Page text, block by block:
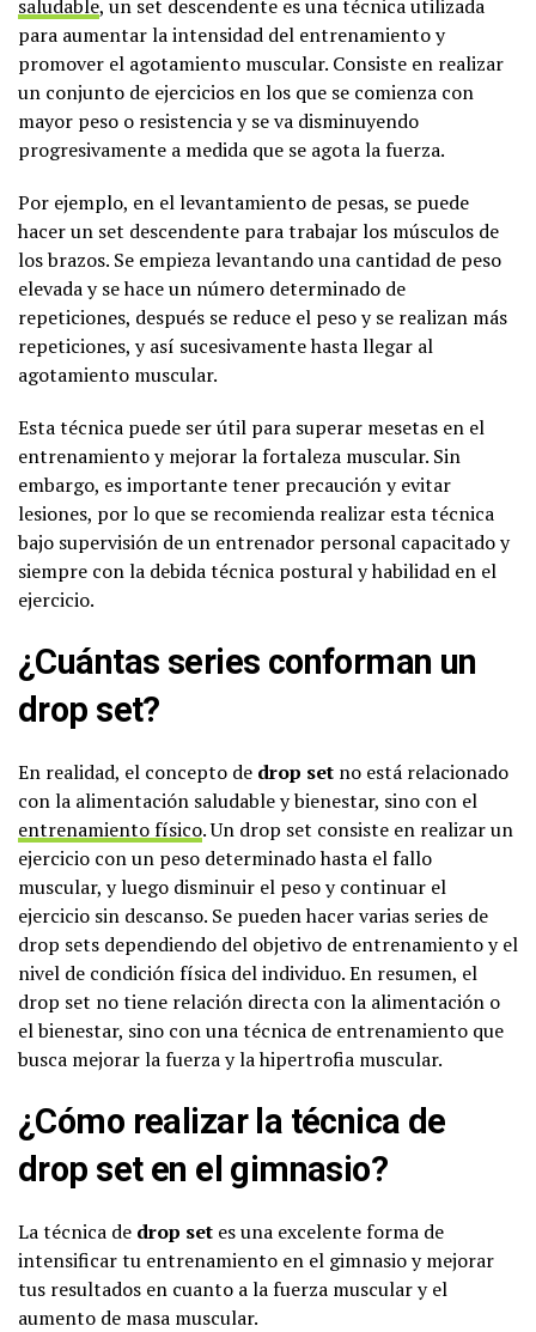
saludable, un set descendente es una técnica utilizada
para aumentar la intensidad del entrenamiento y
promover el agotamiento muscular. Consiste en realizar
un conjunto de ejercicios en los que se comienza con
mayor peso o resistencia y se va disminuyendo
progresivamente a medida que se agota la fuerza.
Por ejemplo, en el levantamiento de pesas, se puede
hacer un set descendente para trabajar los músculos de
los brazos. Se empieza levantando una cantidad de peso
elevada y se hace un número determinado de
repeticiones, después se reduce el peso y se realizan más
repeticiones, y así sucesivamente hasta llegar al
agotamiento muscular.
Esta técnica puede ser útil para superar mesetas en el
entrenamiento y mejorar la fortaleza muscular. Sin
embargo, es importante tener precaución y evitar
lesiones, por lo que se recomienda realizar esta técnica
bajo supervisión de un entrenador personal capacitado y
siempre con la debida técnica postural y habilidad en el
ejercicio.
¿Cuántas series conforman un
drop set?
En realidad, el concepto de drop set no está relacionado
con la alimentación saludable y bienestar, sino con el
entrenamiento físico. Un drop set consiste en realizar un
ejercicio con un peso determinado hasta el fallo
muscular, y luego disminuir el peso y continuar el
ejercicio sin descanso. Se pueden hacer varias series de
drop sets dependiendo del objetivo de entrenamiento y el
nivel de condición física del individuo. En resumen, el
drop set no tiene relación directa con la alimentación o
el bienestar, sino con una técnica de entrenamiento que
busca mejorar la fuerza y la hipertrofia muscular.
¿Cómo realizar la técnica de
drop set en el gimnasio?
La técnica de drop set es una excelente forma de
intensificar tu entrenamiento en el gimnasio y mejorar
tus resultados en cuanto a la fuerza muscular y el
aumento de masa muscular.